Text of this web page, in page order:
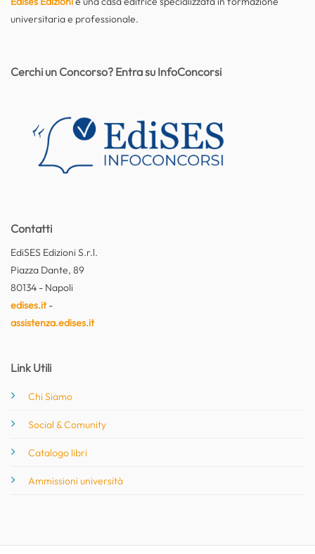
universitaria e professionale.
Contatti
EdiSES Edizioni S.r.l.
Piazza Dante, 89
80134 - Napoli
edises.it-
assistenza.edises.it
Link Utili
Chi Siamo
Social & Comunity
Catalogo libri
Ammissioni università
Cerchi un Concorso? Entra su InfoConcorsi